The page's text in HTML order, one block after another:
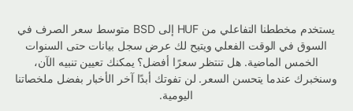
يستخدم مخططنا التفاعلي من HUF إلى BSD متوسط ​​سعر الصرف في
السوق في الوقت الفعلي ويتيح لك عرض سجل بيانات حتى السنوات
الخمس الماضية. هل تنتظر سعرًا أفضل؟ يمكنك تعيين تنبيه الآن،
وسنخبرك عندما يتحسن السعر. لن تفوتك أبدًا آخر الأخبار بفضل ملخصاتنا
اليومية.